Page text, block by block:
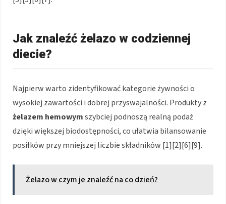
Jak znaleźć żelazo w codziennej
diecie?
Najpierw warto zidentyfikować kategorie żywności o
wysokiej zawartości i dobrej przyswajalności. Produkty z
żelazem hemowymszybciej podnoszą realną podaż
dzięki większej biodostępności, co ułatwia bilansowanie
posiłków przy mniejszej liczbie składników [1][2][6][9].
Żelazo w czym je znaleźć na co dzień?